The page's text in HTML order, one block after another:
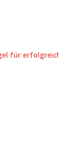
für